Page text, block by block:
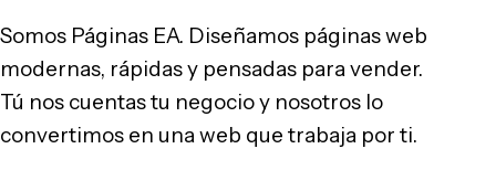
Somos Páginas EA. Diseñamos páginas web
modernas, rápidas y pensadas para vender.
Tú nos cuentas tu negocio y nosotros lo
convertimos en una web que trabaja por ti.